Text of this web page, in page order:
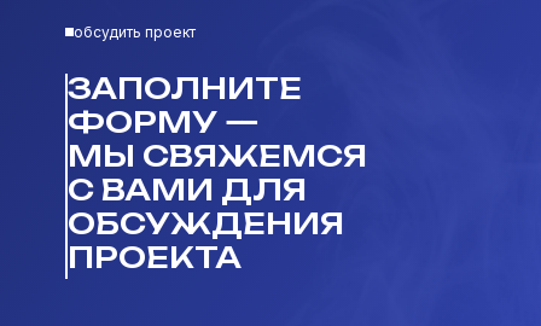
обсудить проект
ЗАПОЛНИТЕ
ФОРМУ —
МЫ СВЯЖЕМСЯ
С ВАМИ ДЛЯ
ОБСУЖДЕНИЯ
ПРОЕКТА